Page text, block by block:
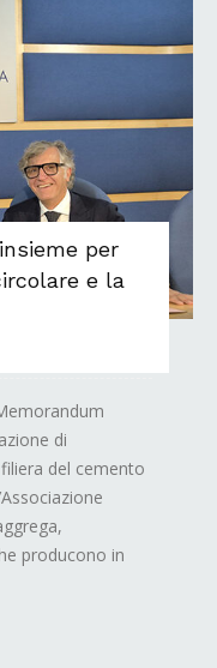
per
e la
di
del cemento
producono in